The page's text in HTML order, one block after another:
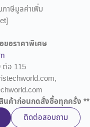
ภาษีมูลค่าเพิ่ม
อราคาพิเศษ
ต่อ 115
นค้าก่อนกดสั่งซื้อทุกครั้ง **
ติดต่อสอบถาม